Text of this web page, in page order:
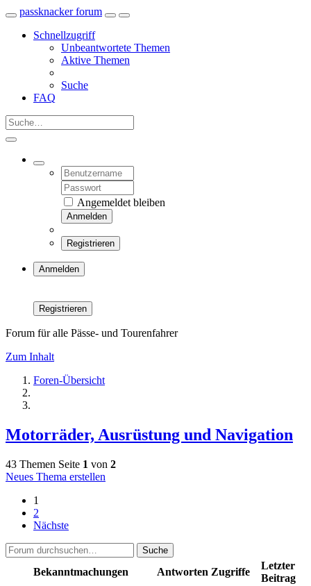
passknacker forum
Schnellzugriff
Unbeantwortete Themen
Aktive Themen
Suche
FAQ
Angemeldet bleiben
Anmelden
Registrieren
Anmelden
Registrieren
Forum für alle Pässe- und Tourenfahrer
Zum Inhalt
Foren-Übersicht
Motorräder, Ausrüstung und Navigation
43 Themen Seite 1 von 2
Neues Thema erstellen
1
2
Nächste
Suche
Bekanntmachungen Antworten Zugriffe
Letzter
Beitrag